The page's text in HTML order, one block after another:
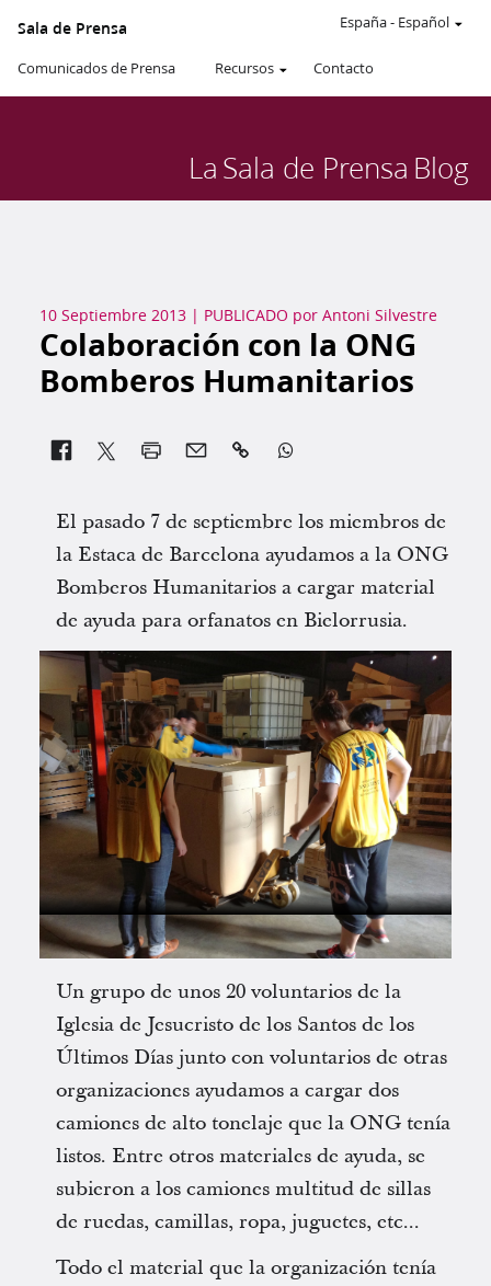
Sala de Prensa
Comunicados de Prensa Recursos Contacto
España- Español
LaSala de Prensa Blog
10 Septiembre 2013| PUBLICADO por Antoni Silvestre
Colaboración con la ONG
Bomberos Humanitarios
 
El pasado 7 de septiembre los miembros de
la Estaca de Barcelona ayudamos a la ONG
Bomberos Humanitarios a cargar material
de ayuda para orfanatos en Bielorrusia.
Un grupo de unos 20 voluntarios de la
Iglesia de Jesucristo de los Santos de los
Últimos Días junto con voluntarios de otras
organizaciones ayudamos a cargar dos
camiones de alto tonelaje que la ONG tenía
listos. Entre otros materiales de ayuda, se
subieron a los camiones multitud de sillas
de ruedas, camillas, ropa, juguetes, etc...
Todo el material que la organización tenía